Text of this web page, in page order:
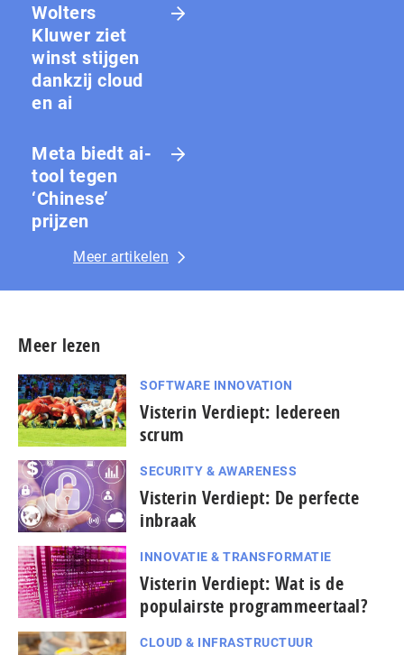
Wolters
Kluwer ziet
winst stijgen
dankzij cloud
en ai
Meta biedt ai-
tool tegen
‘Chinese’
prijzen
Meer artikelen
Meer lezen
SOFTWARE INNOVATION
Visterin Verdiept: Iedereen
scrum
SECURITY & AWARENESS
Visterin Verdiept: De perfecte
inbraak
INNOVATIE & TRANSFORMATIE
Visterin Verdiept: Wat is de
populairste programmeertaal?
CLOUD & INFRASTRUCTUUR